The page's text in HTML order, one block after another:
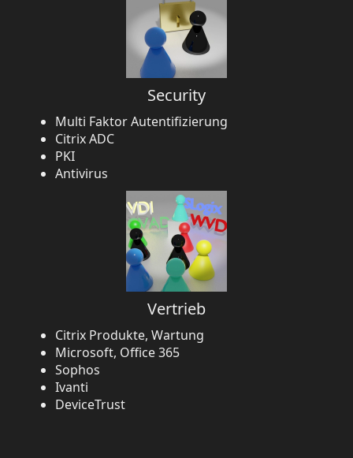
Security
Multi Faktor Autentifizierung
Citrix ADC
PKI
Antivirus
Vertrieb
Citrix Produkte, Wartung
Microsoft, Office 365
Sophos
Ivanti
DeviceTrust